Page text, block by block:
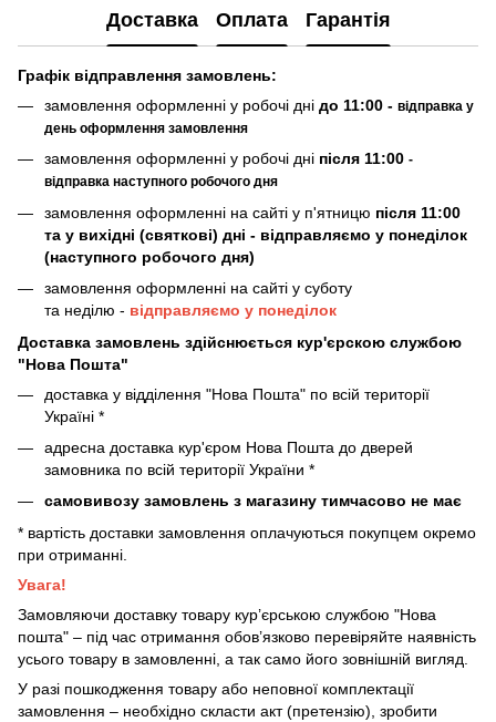
Доставка Оплата Гарантія
Графік відправлення замовлень:
замовлення оформленні у робочі дні до 11:00 - відправка у
день оформлення замовлення
замовлення оформленні у робочі дні після 11:00 -
відправка наступного робочого дня
замовлення оформленні на сайті у п'ятницю після 11:00
та у вихідні (святкові) дні - відправляємо у понеділок
(наступного робочого дня)
замовлення оформленні на сайті у суботу
та неділю - відправляємо у понеділок
Доставка замовлень здійснюється кур'єрскою службою
"Нова Пошта"
доставка у відділення "Нова Пошта" по всій території
Україні *
адресна доставка кур'єром Нова Пошта до дверей
замовника по всій території України *
самовивозу замовлень з магазину тимчасово не має
* вартість доставки замовлення оплачуються покупцем окремо
при отриманні.
Увага!
Замовляючи доставку товару кур’єрською службою "Нова
пошта" – під час отримання обов’язково перевіряйте наявність
усього товару в замовленні, а так само його зовнішній вигляд.
У разі пошкодження товару або неповної комплектації
замовлення – необхідно скласти акт (претензію), зробити